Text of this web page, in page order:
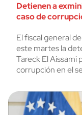
Detienen a
caso de
El fiscal general
este martes la
Tareck El Aissami
corrupción en el